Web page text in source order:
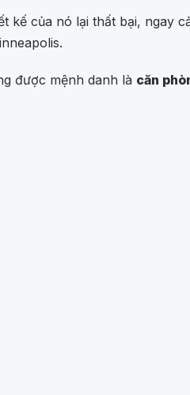
của nó lại thất bại, ngay
được mệnh danh là căn